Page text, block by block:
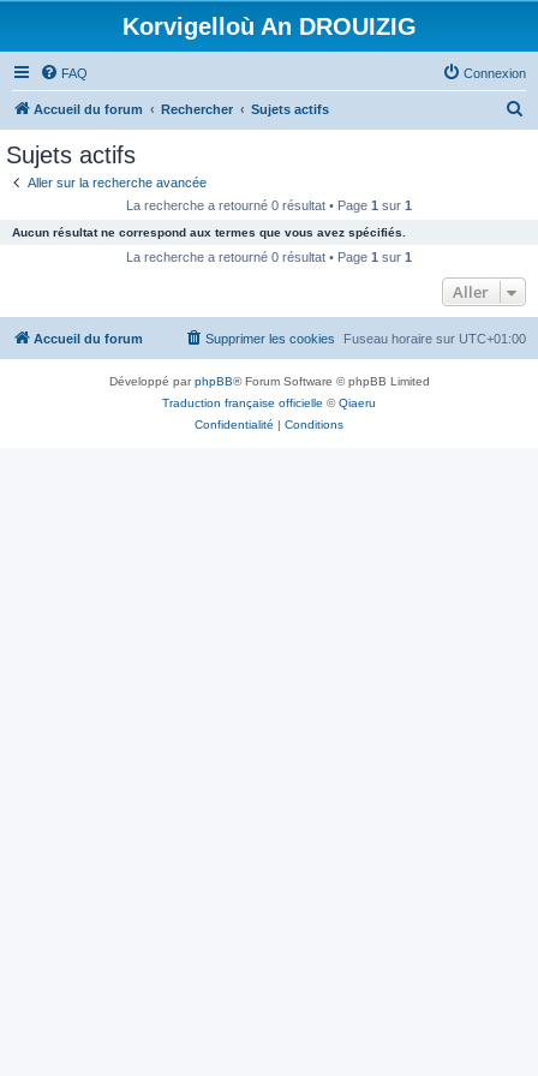
Korvigelloù An DROUIZIG
FAQ Connexion
Accueil du forum Rechercher Sujets actifs
c
e
Sujets actifs
Aller sur la recherche avancée
La recherche a retourné 0 résultat • Page 1 sur 1
Aucun résultat ne correspond aux termes que vous avez spécifiés.
La recherche a retourné 0 résultat • Page 1 sur 1
Aller
Accueil du forum Fuseau horaire sur UTC+01:00
Supprimer les cookies
Développé parphpBB® Forum Software © phpBB Limited
Traduction française officielle ©Qiaeru
Confidentialité | Conditions